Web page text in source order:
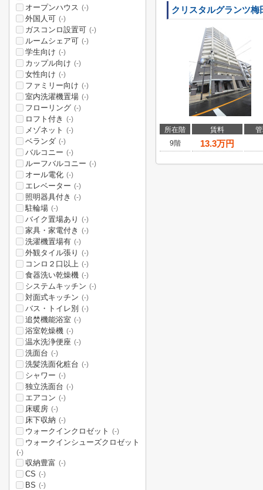
クリスタルグランツ
所在階 賃料
9階
13.3万円
オープンハウス (-)
外国人可 (-)
ガスコンロ設置可 (-)
ルームシェア可 (-)
学生向け (-)
カップル向け (-)
女性向け (-)
ファミリー向け (-)
室内洗濯機置場 (-)
フローリング (-)
ロフト付き (-)
メゾネット (-)
ベランダ (-)
バルコニー (-)
ルーフバルコニー (-)
オール電化 (-)
エレベーター (-)
照明器具付き (-)
駐輪場 (-)
バイク置場あり (-)
家具・家電付き (-)
洗濯機置場有 (-)
外観タイル張り (-)
コンロ２口以上 (-)
食器洗い乾燥機 (-)
システムキッチン (-)
対面式キッチン (-)
バス・トイレ別 (-)
追焚機能浴室 (-)
浴室乾燥機 (-)
温水洗浄便座 (-)
洗面台 (-)
洗髪洗面化粧台 (-)
シャワー (-)
独立洗面台 (-)
エアコン (-)
床暖房 (-)
床下収納 (-)
ウォークインクロゼット (-)
ウォークインシューズクロゼット
(-)
収納豊富 (-)
CS (-)
BS (-)